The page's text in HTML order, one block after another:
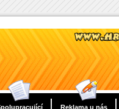
Reklama u nás